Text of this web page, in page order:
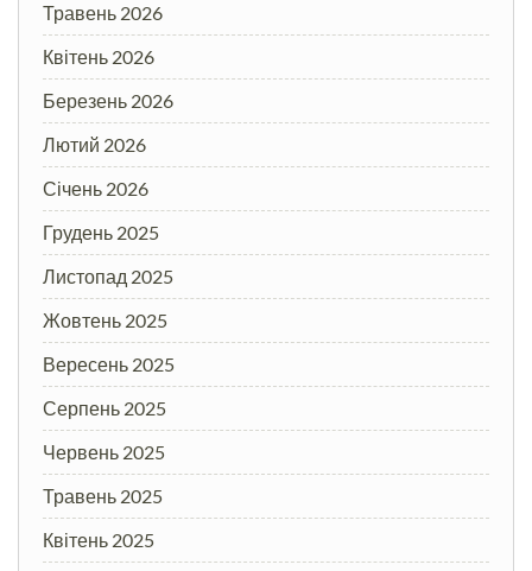
Травень 2026
Квітень 2026
Березень 2026
Лютий 2026
Січень 2026
Грудень 2025
Листопад 2025
Жовтень 2025
Вересень 2025
Серпень 2025
Червень 2025
Травень 2025
Квітень 2025